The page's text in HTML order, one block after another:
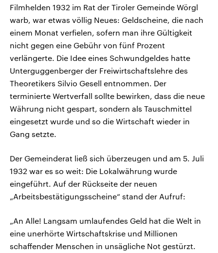
Filmhelden 1932 im Rat der Tiroler Gemeinde Wörgl
warb, war etwas völlig Neues: Geldscheine, die nach
einem Monat verfielen, sofern man ihre Gültigkeit
nicht gegen eine Gebühr von fünf Prozent
verlängerte. Die Idee eines Schwundgeldes hatte
Unterguggenberger der Freiwirtschaftslehre des
Theoretikers Silvio Gesell entnommen. Der
terminierte Wertverfall sollte bewirken, dass die neue
Währung nicht gespart, sondern als Tauschmittel
eingesetzt wurde und so die Wirtschaft wieder in
Gang setzte.
Der Gemeinderat ließ sich überzeugen und am 5. Juli
1932 war es so weit: Die Lokalwährung wurde
eingeführt. Auf der Rückseite der neuen
„Arbeitsbestätigungsscheine“ stand der Aufruf:
„An Alle! Langsam umlaufendes Geld hat die Welt in
eine unerhörte Wirtschaftskrise und Millionen
schaffender Menschen in unsägliche Not gestürzt.